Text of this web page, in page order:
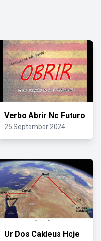
Verbo Abrir No Futuro
25 September 2024
Ur Dos Caldeus Hoje